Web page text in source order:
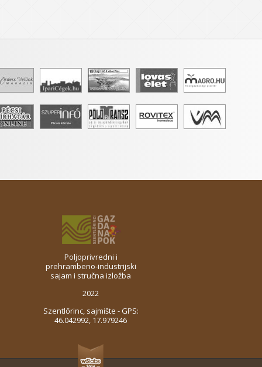
Poljoprivredni i
prehrambeno-industrijski
sajam i stručna izložba
2022
Szentlőrinc, sajmište - GPS:
46.042992, 17.979246